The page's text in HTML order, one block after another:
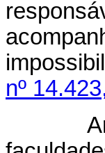
nº